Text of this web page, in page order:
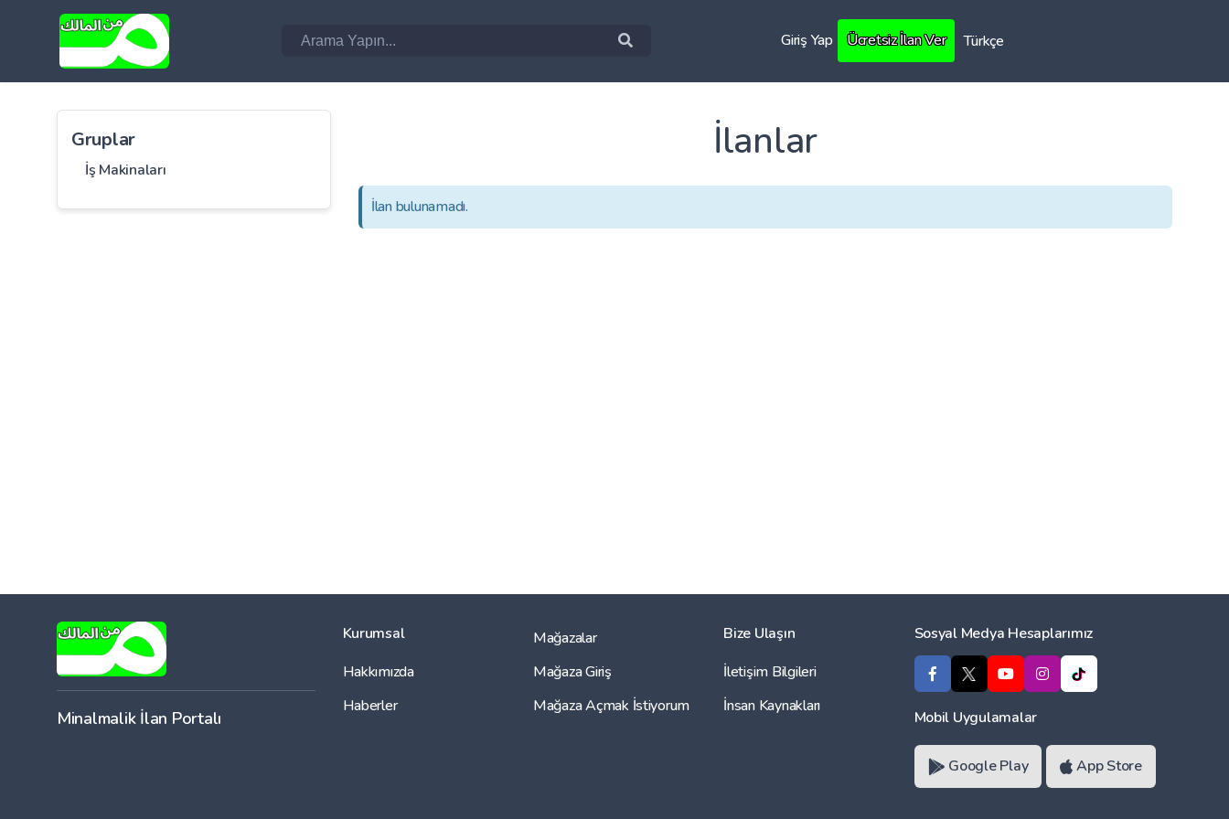
Giriş Yap Ücretsiz İlan Ver Türkçe
Gruplar
İş Makinaları
İlanlar
İlan bulunamadı.
Minalmalik İlan Portalı
Kurumsal
Hakkımızda
Haberler
Mağazalar
Mağaza Giriş
Mağaza Açmak İstiyorum
Bize Ulaşın
İletişim Bilgileri
İnsan Kaynakları
Sosyal Medya Hesaplarımız
Mobil Uygulamalar
Google Play App Store